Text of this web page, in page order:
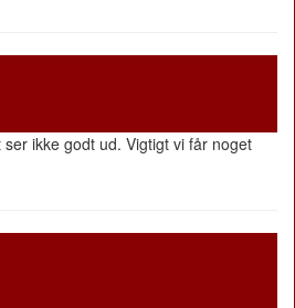
ikke godt ud. Vigtigt vi får noget